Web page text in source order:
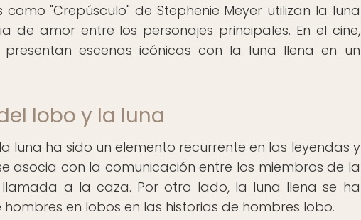
"Crepúsculo" de Stephenie Meyer utilizan la luna
de amor entre los personajes principales. En el cine,
presentan escenas icónicas con la luna llena en un
lobo y la luna
luna ha sido un elemento recurrente en las leyendas y
asocia con la comunicación entre los miembros de la
a la caza. Por otro lado, la luna llena se ha
en lobos en las historias de hombres lobo.